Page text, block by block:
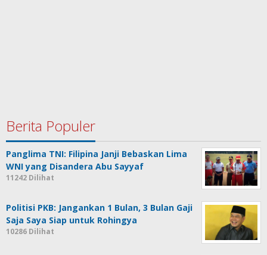
Berita Populer
Panglima TNI: Filipina Janji Bebaskan Lima
WNI yang Disandera Abu Sayyaf
11242 Dilihat
Politisi PKB: Jangankan 1 Bulan, 3 Bulan Gaji
Saja Saya Siap untuk Rohingya
10286 Dilihat